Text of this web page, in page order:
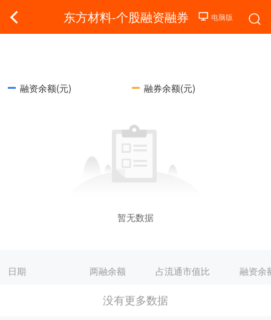
东方材料-个股融资融券
融资余额(元) 融券余额(元)
暂无数据
日期 两融余额 占流通市值比 融资余
没有更多数据